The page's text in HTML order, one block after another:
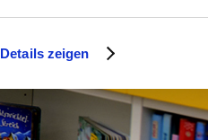
Details zeigen